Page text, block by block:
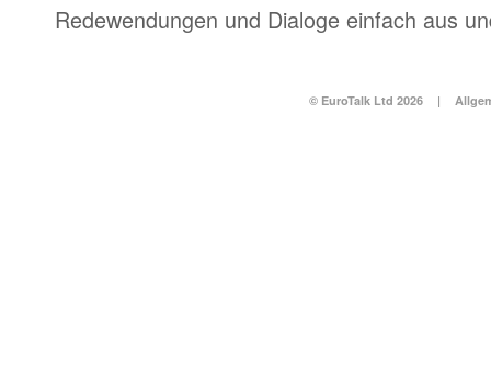
Redewendungen und Dialoge einfach aus
© EuroTalk Ltd 2026 |